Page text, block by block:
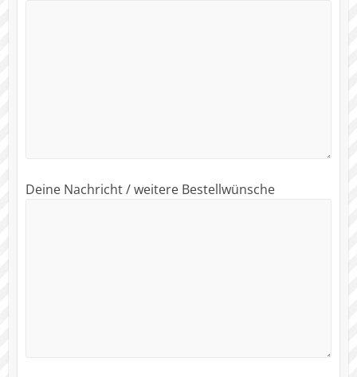
Deine Nachricht / weitere Bestellwünsche